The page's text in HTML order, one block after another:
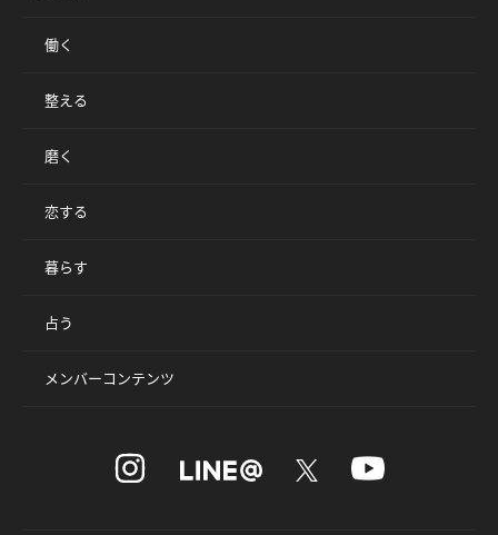
働く
整える
磨く
恋する
暮らす
占う
メンバーコンテンツ